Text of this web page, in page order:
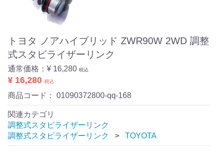
トヨタ ノアハイブリッド ZWR90W 2WD 調整
式スタビライザーリンク
通常価格： ¥ 16,280 税込
¥ 16,280 税込
商品コード： 01090372800-qq-168
関連カテゴリ
調整式スタビライザーリンク
調整式スタビライザーリンク
TOYOTA